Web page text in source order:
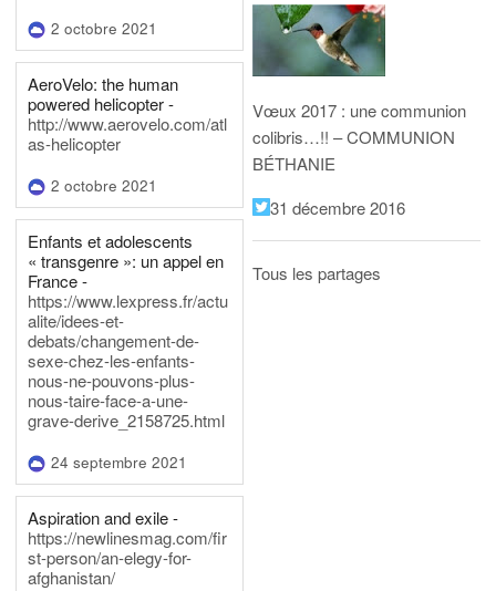
2 octobre 2021
AeroVelo: the human
powered helicopter -
http://www.aerovelo.com/atl
as-helicopter
2 octobre 2021
Enfants et adolescents
« transgenre »: un appel en
France -
https://www.lexpress.fr/actu
alite/idees-et-
debats/changement-de-
sexe-chez-les-enfants-
nous-ne-pouvons-plus-
nous-taire-face-a-une-
grave-derive_2158725.html
24 septembre 2021
Aspiration and exile -
https://newlinesmag.com/fir
st-person/an-elegy-for-
afghanistan/
Vœux 2017 : une communion
colibris…!! – COMMUNION
BÉTHANIE
31 décembre 2016
Tous les partages